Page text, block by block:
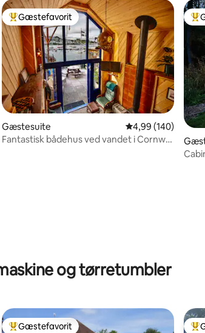
bedømmelse, 291 omtaler
Bedste gæstefavorit
Gæstefavorit
Gæstesuite 4,99 ud af 5 i
4,99 (140)
Fantastisk bådehus ved vandet i Cornwall
og tørretumbler
Gæstefavorit